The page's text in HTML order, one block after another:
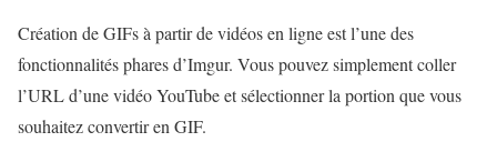
Création de GIFs à partir de vidéos en ligne est l’une des
fonctionnalités phares d’Imgur. Vous pouvez simplement coller
l’URL d’une vidéo YouTube et sélectionner la portion que vous
souhaitez convertir en GIF.